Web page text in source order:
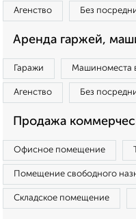
Агенство Без
Аренда гаржей,
Гаражи Машиноместа
Агенство Без
Продажа
Офисное помещение
Помещение свободного
Складское помещение